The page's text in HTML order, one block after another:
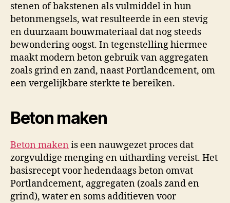
stenen of bakstenen als vulmiddel in hun
betonmengsels, wat resulteerde in een stevig
en duurzaam bouwmateriaal dat nog steeds
bewondering oogst. In tegenstelling hiermee
maakt modern beton gebruik van aggregaten
zoals grind en zand, naast Portlandcement, om
een vergelijkbare sterkte te bereiken.
Beton maken
Beton maken is een nauwgezet proces dat
zorgvuldige menging en uitharding vereist. Het
basisrecept voor hedendaags beton omvat
Portlandcement, aggregaten (zoals zand en
grind), water en soms additieven voor